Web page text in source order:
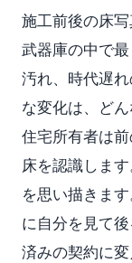
施工前後の床
武器庫の中で最
汚れ、時代遅
な変化は、ど
住宅所有者は
床を認識しま
を思い描きま
に自分を見て
済みの契約に変